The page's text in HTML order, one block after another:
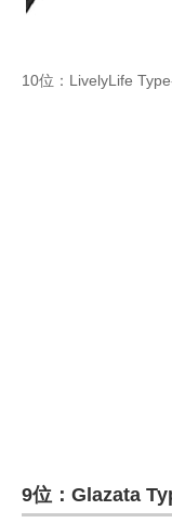
企業向けIT製品の
IT製品の技術・比較
製造業のIT導入・
10位：LivelyLife
9位：Glazata